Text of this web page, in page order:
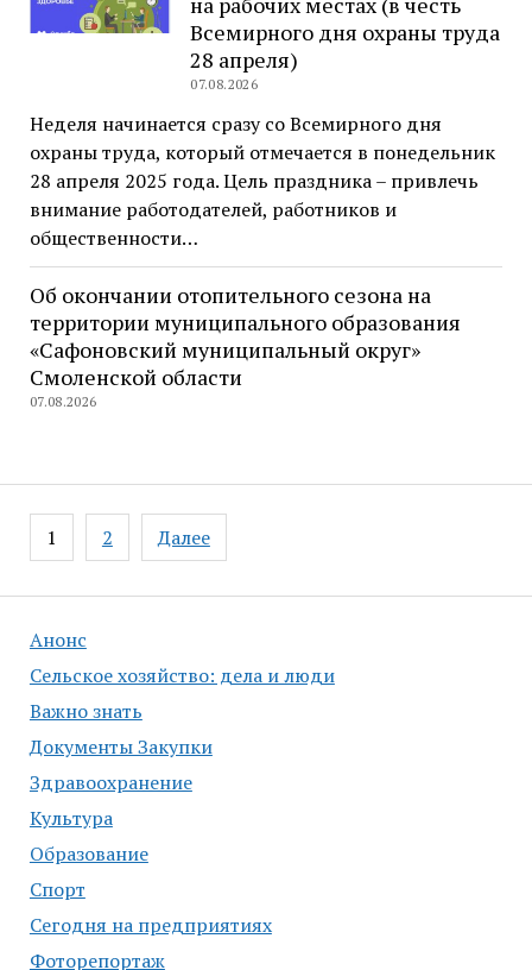
Анонс
Сельское хозяйство: дела и люди
Важно знать
Документы Закупки
Здравоохранение
Культура
Образование
Спорт
Сегодня на предприятиях
Фоторепортаж
Всемирного дня охраны труда
28 апреля)
07.08.2026
Неделя начинается сразу со Всемирного дня
охраны труда, который отмечается в понедельник
28 апреля 2025 года. Цель праздника – привлечь
внимание работодателей, работников и
общественности…
Об окончании отопительного сезона на
территории муниципального образования
«Сафоновский муниципальный округ»
Смоленской области
07.08.2026
Навигация
по
1 2 Далее